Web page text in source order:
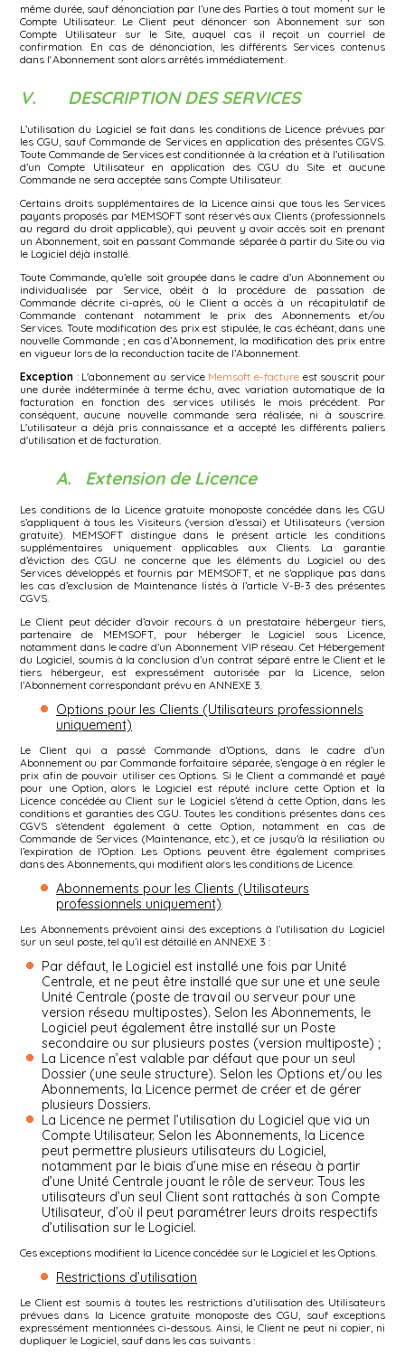
même durée, sauf dénonciation par l’une des Parties à tout moment sur le
Compte Utilisateur. Le Client peut dénoncer son Abonnement sur son
Compte Utilisateur sur le Site, auquel cas il reçoit un courriel de
confirmation. En cas de dénonciation, les différents Services contenus
dans l‘Abonnement sont alors arrêtés immédiatement.
V. DESCRIPTION DES SERVICES
L’utilisation du Logiciel se fait dans les conditions de Licence prévues par
les CGU, sauf Commande de Services en application des présentes CGVS.
Toute Commande de Services est conditionnée à la création et à l’utilisation
d’un Compte Utilisateur en application des CGU du Site et aucune
Commande ne sera acceptée sans Compte Utilisateur.
Certains droits supplémentaires de la Licence ainsi que tous les Services
payants proposés par MEMSOFT sont réservés aux Clients (professionnels
au regard du droit applicable), qui peuvent y avoir accès soit en prenant
un Abonnement, soit en passant Commande séparée à partir du Site ou via
le Logiciel déjà installé.
Toute Commande, qu’elle soit groupée dans le cadre d’un Abonnement ou
individualisée par Service, obéit à la procédure de passation de
Commande décrite ci-après, où le Client a accès à un récapitulatif de
Commande contenant notamment le prix des Abonnements et/ou
Services. Toute modification des prix est stipulée, le cas échéant, dans une
nouvelle Commande ; en cas d’Abonnement, la modification des prix entre
en vigueur lors de la reconduction tacite de l’Abonnement.
Exception : L'abonnement au service Memsoft e-factureest souscrit pour
une durée indéterminée à terme échu, avec variation automatique de la
facturation en fonction des services utilisés le mois précédent. Par
conséquent, aucune nouvelle commande sera réalisée, ni à souscrire.
L'utilisateur a déjà pris connaissance et a accepté les différents paliers
d'utilisation et de facturation.
A. Extension de Licence
Les conditions de la Licence gratuite monoposte concédée dans les CGU
s’appliquent à tous les Visiteurs (version d’essai) et Utilisateurs (version
gratuite). MEMSOFT distingue dans le présent article les conditions
supplémentaires uniquement applicables aux Clients. La garantie
d’éviction des CGU ne concerne que les éléments du Logiciel ou des
Services développés et fournis par MEMSOFT, et ne s’applique pas dans
les cas d’exclusion de Maintenance listés à l’article V-B-3 des présentes
CGVS.
Le Client peut décider d’avoir recours à un prestataire hébergeur tiers,
partenaire de MEMSOFT, pour héberger le Logiciel sous Licence,
notamment dans le cadre d’un Abonnement VIP réseau. Cet Hébergement
du Logiciel, soumis à la conclusion d’un contrat séparé entre le Client et le
tiers hébergeur, est expressément autorisée par la Licence, selon
l’Abonnement correspondant prévu en ANNEXE 3.
Options pour les Clients (Utilisateurs professionnels
uniquement)
Le Client qui a passé Commande d’Options, dans le cadre d’un
Abonnement ou par Commande forfaitaire séparée, s’engage à en régler le
prix afin de pouvoir utiliser ces Options. Si le Client a commandé et payé
pour une Option, alors le Logiciel est réputé inclure cette Option et la
Licence concédée au Client sur le Logiciel s’étend à cette Option, dans les
conditions et garanties des CGU. Toutes les conditions présentes dans ces
CGVS s’étendent également à cette Option, notamment en cas de
Commande de Services (Maintenance, etc.), et ce jusqu’à la résiliation ou
l’expiration de l’Option. Les Options peuvent être également comprises
dans des Abonnements, qui modifient alors les conditions de Licence.
Abonnements pour les Clients (Utilisateurs
professionnels uniquement)
Les Abonnements prévoient ainsi des exceptions à l’utilisation du Logiciel
sur un seul poste, tel qu’il est détaillé en ANNEXE 3 :
Par défaut, le Logiciel est installé une fois par Unité
Centrale, et ne peut être installé que sur une et une seule
Unité Centrale (poste de travail ou serveur pour une
version réseau multipostes). Selon les Abonnements, le
Logiciel peut également être installé sur un Poste
secondaire ou sur plusieurs postes (version multiposte) ;
La Licence n’est valable par défaut que pour un seul
Dossier (une seule structure). Selon les Options et/ou les
Abonnements, la Licence permet de créer et de gérer
plusieurs Dossiers.
La Licence ne permet l’utilisation du Logiciel que via un
Compte Utilisateur. Selon les Abonnements, la Licence
peut permettre plusieurs utilisateurs du Logiciel,
notamment par le biais d’une mise en réseau à partir
d’une Unité Centrale jouant le rôle de serveur. Tous les
utilisateurs d’un seul Client sont rattachés à son Compte
Utilisateur, d’où il peut paramétrer leurs droits respectifs
d’utilisation sur le Logiciel.
Ces exceptions modifient la Licence concédée sur le Logiciel et les Options.
Restrictions d’utilisation
Le Client est soumis à toutes les restrictions d’utilisation des Utilisateurs
prévues dans la Licence gratuite monoposte des CGU, sauf exceptions
expressément mentionnées ci-dessous. Ainsi, le Client ne peut ni copier, ni
dupliquer le Logiciel, sauf dans les cas suivants :